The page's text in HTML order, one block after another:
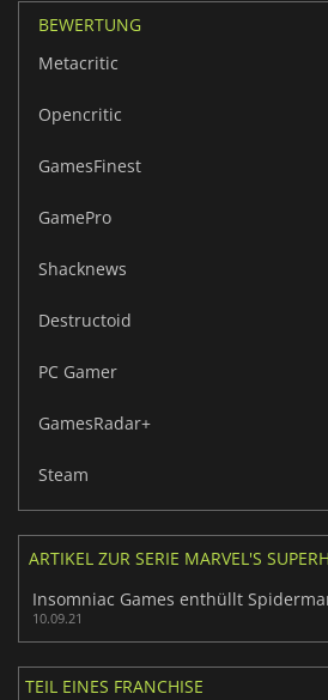
BEWERTUNG
Metacritic
Opencritic
GamesFinest
GamePro
Shacknews
Destructoid
PC Gamer
GamesRadar+
Steam
ARTIKEL ZUR SERIE MARVEL'S
10.09.21
TEIL EINES FRANCHISE